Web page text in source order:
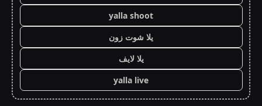
yalla shoot
يلا شوت زون
يلا لايف
yalla live